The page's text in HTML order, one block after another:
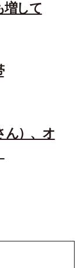
増して
ん）、オ